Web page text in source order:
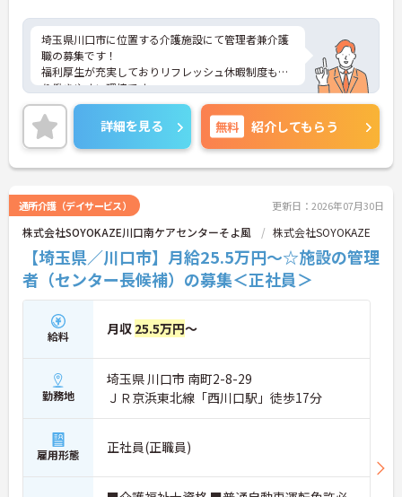
埼玉県川口市に位置する介護施設にて管理者兼介護
職の募集です！
福利厚生が充実しておりリフレッシュ休暇制度もあ
り働きやすい環境です。
ご興味ある方には、面接対策ポイントなど、さらに
詳細をお話しいたしますのでお気軽にご相談くださ
い！
詳細を見る 無料 紹介してもらう
通所介護（デイサービス） 更新日：2026年07月30日
株式会社SOYOKAZE川口南ケアセンターそよ風 株式会社SOYOKAZE
【埼玉県／川口市】月給25.5万円～☆施設の管理
者（センター長候補）の募集＜正社員＞
給料 月収 25.5万円～
勤務地
埼玉県 川口市 南町2-8-29
ＪＲ京浜東北線「西川口駅」徒歩17分
雇用形態 正社員(正職員)